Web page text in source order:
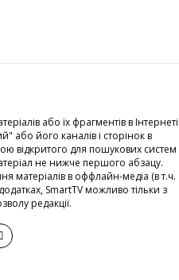
або їх фрагментів в Інтернеті
або його каналів і сторінок в
відкритого для пошукових систем
не нижче першого абзацу.
матеріалів в оффлайн-медіа (в т.ч.
SmartTV можливо тільки з
редакції.